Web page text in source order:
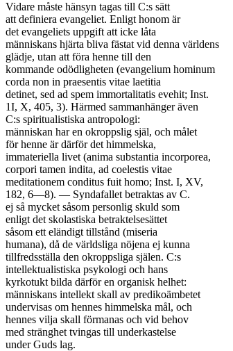
Vidare måste hänsyn tagas till C:s sätt
att definiera evangeliet. Enligt honom är
det evangeliets uppgift att icke låta
människans hjärta bliva fästat vid denna världens
glädje, utan att föra henne till den
kommande odödligheten (evangelium hominum
corda non in praesentis vitae laetitia
detinet, sed ad spem immortalitatis evehit; Inst.
1I, X, 405, 3). Härmed sammanhänger även
C:s spiritualistiska antropologi:
människan har en okroppslig själ, och målet
för henne är därför det himmelska,
immateriella livet (anima substantia incorporea,
corpori tamen indita, ad coelestis vitae
meditationem conditus fuit homo; Inst. I, XV,
182, 6—8). — Syndafallet betraktas av C.
ej så mycket såsom personlig skuld som
enligt det skolastiska betraktelsesättet
såsom ett eländigt tillstånd (miseria
humana), då de världsliga nöjena ej kunna
tillfredsställa den okroppsliga själen. C:s
intellektualistiska psykologi och hans
kyrkotukt bilda därför en organisk helhet:
människans intellekt skall av predikoämbetet
undervisas om hennes himmelska mål, och
hennes vilja skall förmanas och vid behov
med stränghet tvingas till underkastelse
under Guds lag.